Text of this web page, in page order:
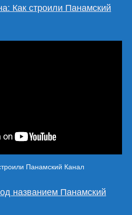
Как строили Панамский
Панамский Канал
названием Панамский